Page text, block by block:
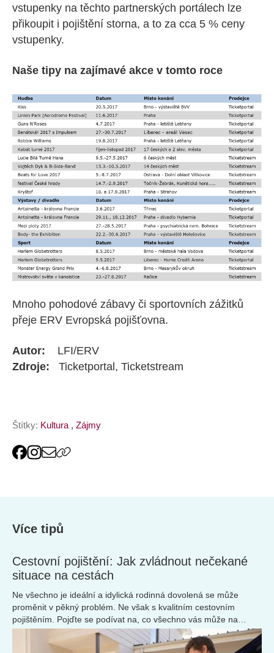
vstupenky na těchto partnerských portálech lze
přikoupit i pojištění storna, a to za cca 5 % ceny
vstupenky.
Naše tipy na zajímavé akce v tomto roce
Mnoho pohodové zábavy či sportovních zážitků
přeje ERV Evropská pojišťovna.
Autor: LFI/ERV
Zdroje: Ticketportal, Ticketstream
Štítky: Kultura , Zájmy
Více tipů
Cestovní pojištění: Jak zvládnout nečekané
situace na cestách
Ne všechno je ideální a idylická rodinná dovolená se může
proměnit v pěkný problém. Ne však s kvalitním cestovním
pojištěním. Pojďte se podívat na, co všechno vás může na
cestách potkat a jak se z takových situacích dá vybruslit díky
cestovnímu pojištění.